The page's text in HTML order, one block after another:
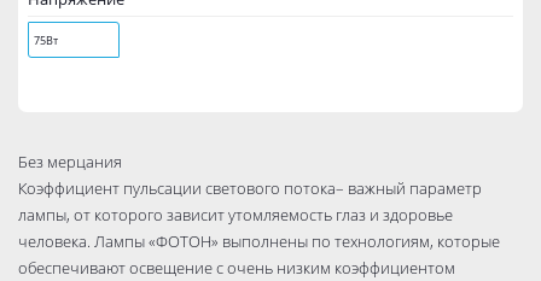
75Вт
Без мерцания
Коэффициент пульсации светового потока– важный параметр
лампы, от которого зависит утомляемость глаз и здоровье
человека. Лампы «ФОТОН» выполнены по технологиям, которые
обеспечивают освещение с очень низким коэффициентом